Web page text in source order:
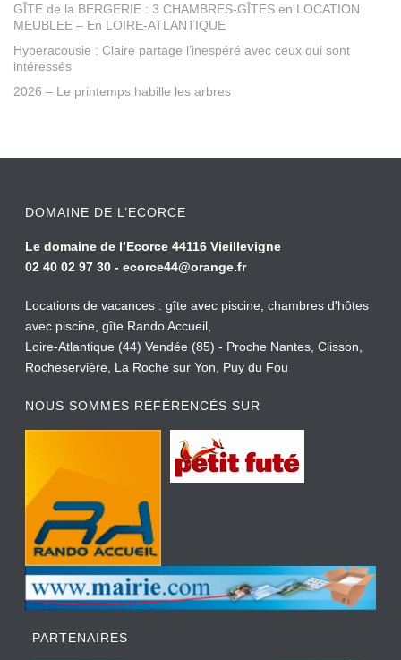
GÎTE de la BERGERIE : 3 CHAMBRES-GÎTES en LOCATION
MEUBLEE – En LOIRE-ATLANTIQUE
Hyperacousie : Claire partage l’inespéré avec ceux qui sont
intéressés
2026 – Le printemps habille les arbres
DOMAINE DE L’ECORCE
Le domaine de l’Ecorce 44116 Vieillevigne
02 40 02 97 30 -ecorce44@orange.fr
Locations de vacances : gîte avec piscine, chambres d'hôtes
avec piscine, gîte Rando Accueil,
Loire-Atlantique (44) Vendée (85) - Proche Nantes, Clisson,
Rocheservière, La Roche sur Yon, Puy du Fou
NOUS SOMMES RÉFÉRENCÉS SUR
PARTENAIRES